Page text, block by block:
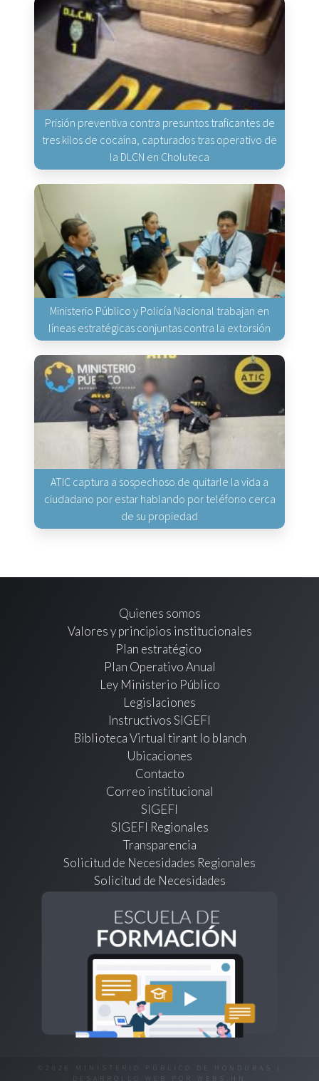
Prisión preventiva contra presuntos traficantes de
tres kilos de cocaína, capturados tras operativo de
la DLCN en Choluteca
Ministerio Público y Policía Nacional trabajan en
líneas estratégicas conjuntas contra la extorsión
ATIC captura a sospechoso de quitarle la vida a
ciudadano por estar hablando por teléfono cerca
de su propiedad
Quienes somos
Valores y principios institucionales
Plan estratégico
Plan Operativo Anual
Ley Ministerio Público
Legislaciones
Instructivos SIGEFI
Biblioteca Virtual tirant lo blanch
Ubicaciones
Contacto
Correo institucional
SIGEFI
SIGEFI Regionales
Transparencia
Solicitud de Necesidades Regionales
Solicitud de Necesidades
©2026 MINISTERIO PÚBLICO DE HONDURAS |
DESARROLLO WEB POR
WEBS.HN